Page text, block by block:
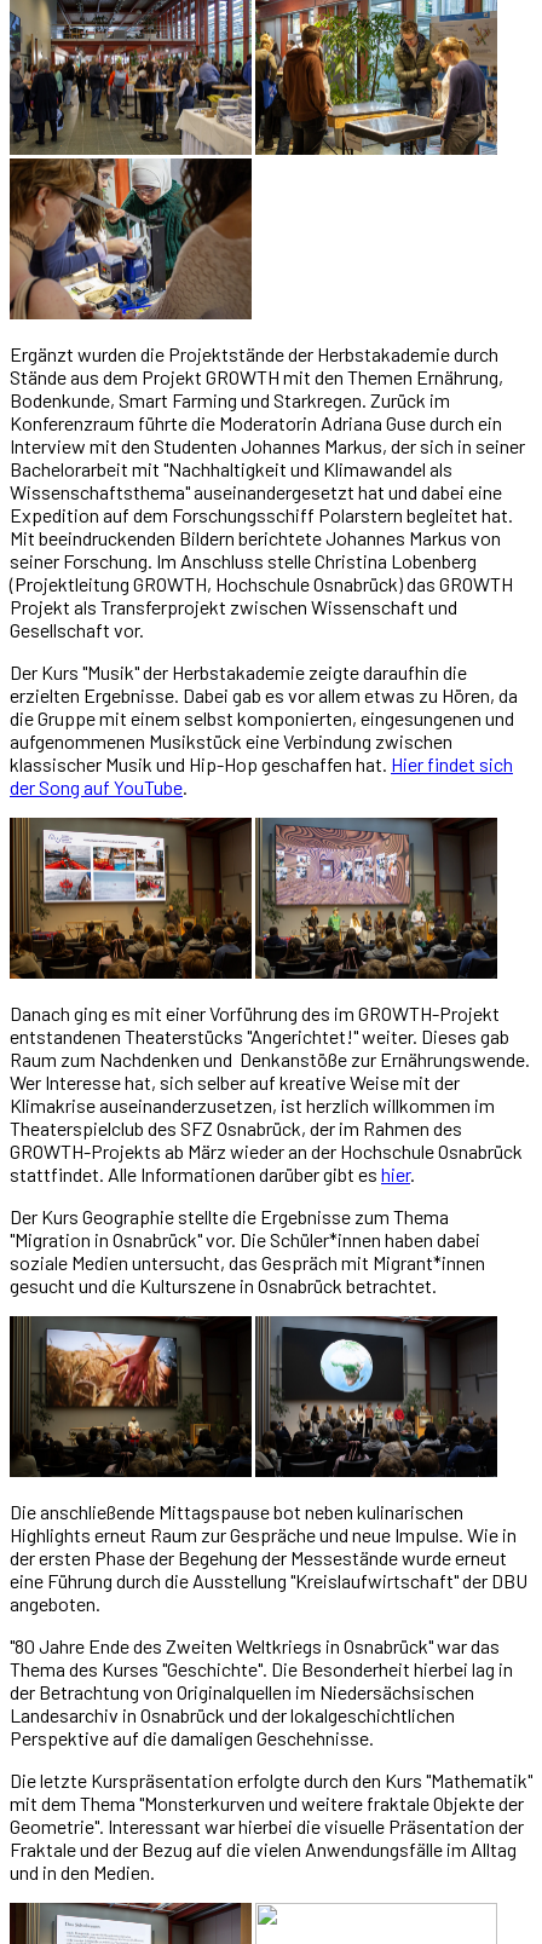
Ergänzt wurden die Projektstände der Herbstakademie durch
Stände aus dem Projekt GROWTH mit den Themen Ernährung,
Bodenkunde, Smart Farming und Starkregen. Zurück im
Konferenzraum führte die Moderatorin Adriana Guse durch ein
Interview mit den Studenten Johannes Markus, der sich in seiner
Bachelorarbeit mit "Nachhaltigkeit und Klimawandel als
Wissenschaftsthema" auseinandergesetzt hat und dabei eine
Expedition auf dem Forschungsschiff Polarstern begleitet hat.
Mit beeindruckenden Bildern berichtete Johannes Markus von
seiner Forschung. Im Anschluss stelle Christina Lobenberg
(Projektleitung GROWTH, Hochschule Osnabrück) das GROWTH
Projekt als Transferprojekt zwischen Wissenschaft und
Gesellschaft vor.
Der Kurs "Musik" der Herbstakademie zeigte daraufhin die
erzielten Ergebnisse. Dabei gab es vor allem etwas zu Hören, da
die Gruppe mit einem selbst komponierten, eingesungenen und
aufgenommenen Musikstück eine Verbindung zwischen
klassischer Musik und Hip-Hop geschaffen hat. Hier findet sich
der Song auf YouTube.
Danach ging es mit einer Vorführung des im GROWTH-Projekt
entstandenen Theaterstücks "Angerichtet!" weiter. Dieses gab
Raum zum Nachdenken und Denkanstöße zur Ernährungswende.
Wer Interesse hat, sich selber auf kreative Weise mit der
Klimakrise auseinanderzusetzen, ist herzlich willkommen im
Theaterspielclub des SFZ Osnabrück, der im Rahmen des
GROWTH-Projekts ab März wieder an der Hochschule Osnabrück
stattfindet. Alle Informationen darüber gibt es hier.
Der Kurs Geographie stellte die Ergebnisse zum Thema
"Migration in Osnabrück" vor. Die Schüler*innen haben dabei
soziale Medien untersucht, das Gespräch mit Migrant*innen
gesucht und die Kulturszene in Osnabrück betrachtet.
Die anschließende Mittagspause bot neben kulinarischen
Highlights erneut Raum zur Gespräche und neue Impulse. Wie in
der ersten Phase der Begehung der Messestände wurde erneut
eine Führung durch die Ausstellung "Kreislaufwirtschaft" der DBU
angeboten.
"80 Jahre Ende des Zweiten Weltkriegs in Osnabrück" war das
Thema des Kurses "Geschichte". Die Besonderheit hierbei lag in
der Betrachtung von Originalquellen im Niedersächsischen
Landesarchiv in Osnabrück und der lokalgeschichtlichen
Perspektive auf die damaligen Geschehnisse.
Die letzte Kurspräsentation erfolgte durch den Kurs "Mathematik"
mit dem Thema "Monsterkurven und weitere fraktale Objekte der
Geometrie". Interessant war hierbei die visuelle Präsentation der
Fraktale und der Bezug auf die vielen Anwendungsfälle im Alltag
und in den Medien.